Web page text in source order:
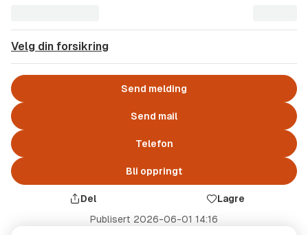
Velg din forsikring
Send melding
Send mail
Telefon
Bli oppringt
Del
Lagre
Publisert 2026-06-01 14:16